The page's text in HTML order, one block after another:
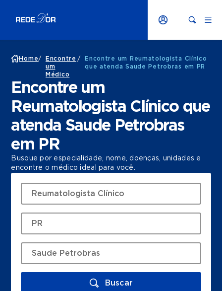
Home/
Encontre
um
Médico
/
Encontre um Reumatologista Clínico
que atenda Saude Petrobras em PR
Encontre um
Reumatologista Clínico que
atenda Saude Petrobras
em PR
Busque por especialidade, nome, doenças, unidades e
encontre o médico ideal para você.
Buscar